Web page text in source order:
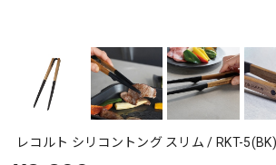
レコルト シリコントング スリム / RKT-5(BK)